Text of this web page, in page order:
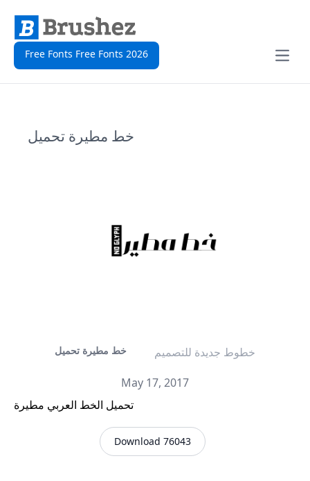
Free Fonts Free Fonts 2026
Open
خط مطيرة تحميل
خط مطيرة تحميل
خطوط جديدة للتصميم
May 17, 2017
تحميل الخط العربي مطيرة
Download 76043